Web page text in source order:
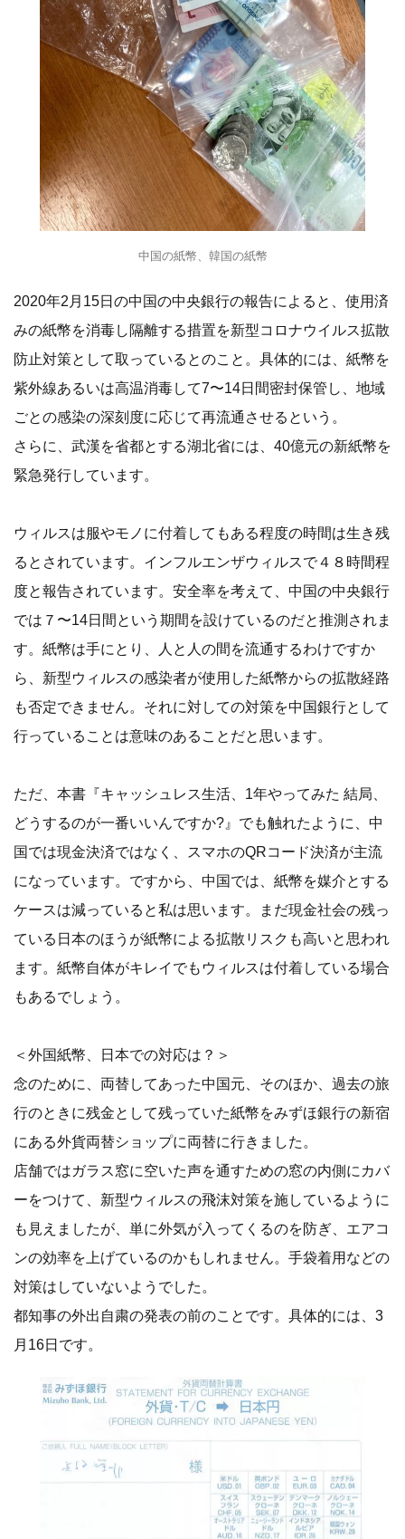
中国の紙幣、韓国の紙幣
2020年2月15日の中国の中央銀行の報告によると、使用済
みの紙幣を消毒し隔離する措置を新型コロナウイルス拡散
防止対策として取っているとのこと。具体的には、紙幣を
紫外線あるいは高温消毒して7〜14日間密封保管し、地域
ごとの感染の深刻度に応じて再流通させるという。
さらに、武漢を省都とする湖北省には、40億元の新紙幣を
緊急発行しています。
ウィルスは服やモノに付着してもある程度の時間は生き残
るとされています。インフルエンザウィルスで４８時間程
度と報告されています。安全率を考えて、中国の中央銀行
では７〜14日間という期間を設けているのだと推測されま
す。紙幣は手にとり、人と人の間を流通するわけですか
ら、新型ウィルスの感染者が使用した紙幣からの拡散経路
も否定できません。それに対しての対策を中国銀行として
行っていることは意味のあることだと思います。
ただ、本書『キャッシュレス生活、1年やってみた 結局、
どうするのが一番いいんですか?』でも触れたように、中
国では現金決済ではなく、スマホのQRコード決済が主流
になっています。ですから、中国では、紙幣を媒介とする
ケースは減っていると私は思います。まだ現金社会の残っ
ている日本のほうが紙幣による拡散リスクも高いと思われ
ます。紙幣自体がキレイでもウィルスは付着している場合
もあるでしょう。
＜外国紙幣、日本での対応は？＞
念のために、両替してあった中国元、そのほか、過去の旅
行のときに残金として残っていた紙幣をみずほ銀行の新宿
にある外貨両替ショップに両替に行きました。
店舗ではガラス窓に空いた声を通すための窓の内側にカバ
ーをつけて、新型ウィルスの飛沫対策を施しているように
も見えましたが、単に外気が入ってくるのを防ぎ、エアコ
ンの効率を上げているのかもしれません。手袋着用などの
対策はしていないようでした。
都知事の外出自粛の発表の前のことです。具体的には、3
月16日です。